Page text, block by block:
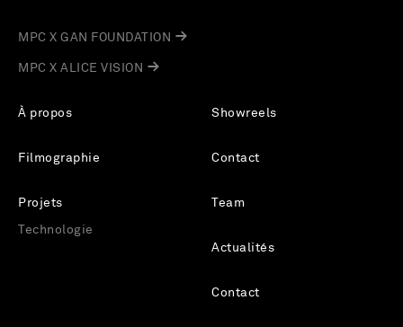
À propos
Filmographie
Projets
Technologie
Showreels
Contact
Team
Actualités
Contact
MPC X GAN FOUNDATION
MPC X ALICE VISION